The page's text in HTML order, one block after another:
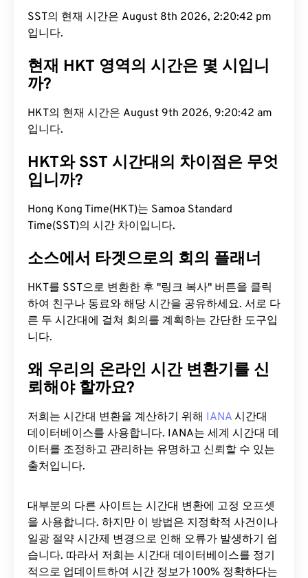
SST의 현재 시간은 August 8th 2026, 2:20:43 pm
입니다.
현재 HKT 영역의 시간은 몇 시입니
까?
HKT의 현재 시간은 August 9th 2026, 9:20:43 am
입니다.
HKT와 SST 시간대의 차이점은 무엇
입니까?
Hong Kong Time(HKT)는 Samoa Standard
Time(SST)의 시간 차이입니다.
소스에서 타겟으로의 회의 플래너
HKT를 SST으로 변환한 후 "링크 복사" 버튼을 클릭
하여 친구나 동료와 해당 시간을 공유하세요. 서로 다
른 두 시간대에 걸쳐 회의를 계획하는 간단한 도구입
니다.
왜 우리의 온라인 시간 변환기를 신
뢰해야 할까요?
저희는 시간대 변환을 계산하기 위해 IANA 시간대
데이터베이스를 사용합니다. IANA는 세계 시간대 데
이터를 조정하고 관리하는 유명하고 신뢰할 수 있는
출처입니다.
대부분의 다른 사이트는 시간대 변환에 ​​고정 오프셋
을 사용합니다. 하지만 이 방법은 지정학적 사건이나
일광 절약 시간제 변경으로 인해 오류가 발생하기 쉽
습니다. 따라서 저희는 시간대 데이터베이스를 정기
적으로 업데이트하여 시간 정보가 100% 정확하다는